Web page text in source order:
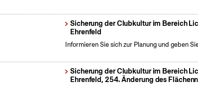
Sicherung der Clubkultur im Bereich
Ehrenfeld
Informieren Sie sich zur Planung und geben
Sicherung der Clubkultur im Bereich
Ehrenfeld, 254. Änderung des